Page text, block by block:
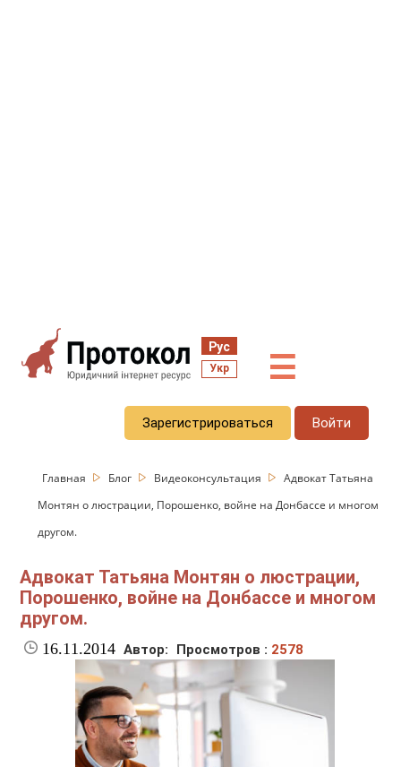
Рус
Укр ☰
Зарегистрироваться Войти
Главная Блог Видеоконсультация
Адвокат Татьяна
Монтян о люстрации, Порошенко, войне на Донбассе и многом
другом.
Адвокат Татьяна Монтян о люстрации,
Порошенко, войне на Донбассе и многом
другом.
16.11.2014 Автор: Просмотров : 2578